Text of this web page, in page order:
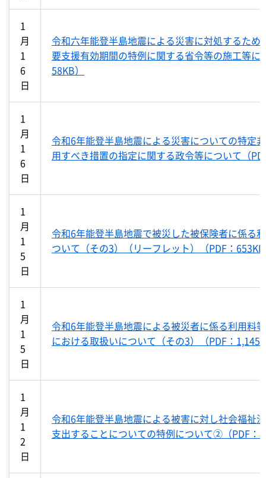
1
月
1
6
日
令和六年能登半島地震による災害に対処するため
要支援有効期間の特例に関する省令等の施工等に
58KB）
1
月
1
6
日
令和6年能登半島地震による災害についての特定
用すべき措置の指定に関する政令等について（
1
月
1
5
日
令和6年能登半島地震で被災した被保険者に係る
ついて（その3）（リーフレット）（PDF：
1
月
1
5
日
令和6年能登半島地震による被災者に係る利用料
における取扱いについて（その3）（PDF：
1
月
1
2
日
令和6年能登半島地震による被害に対し社会福祉
支出することについての特例について②（PDF：